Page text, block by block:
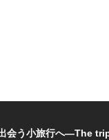
出会う小旅行へ―The